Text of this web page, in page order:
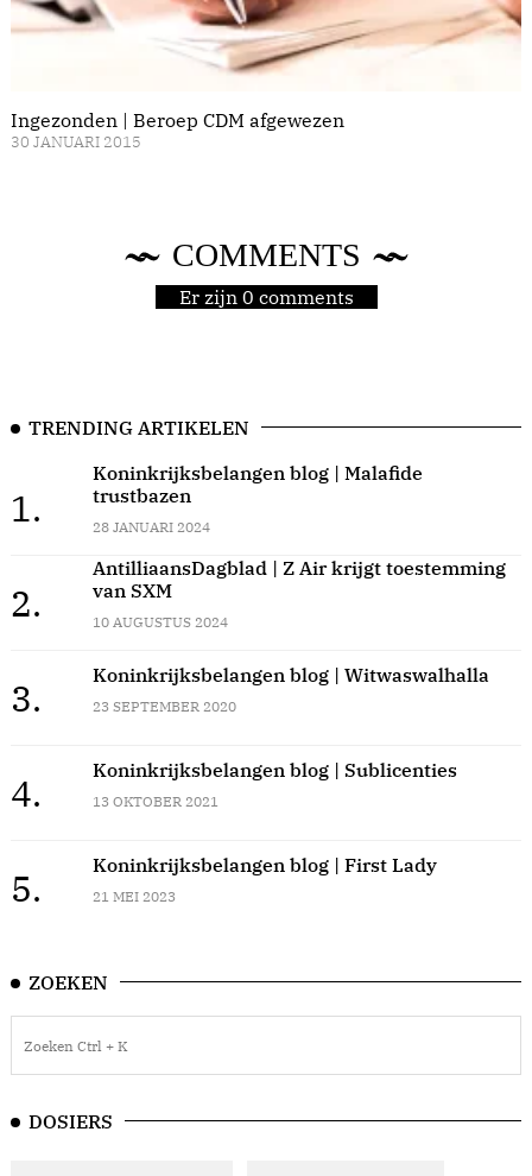
Ingezonden | Beroep CDM afgewezen
30 JANUARI 2015
COMMENTS
Er zijn 0 comments
TRENDING ARTIKELEN
1.
Koninkrijksbelangen blog | Malafide
trustbazen
28 JANUARI 2024
2.
AntilliaansDagblad | Z Air krijgt toestemming
van SXM
10 AUGUSTUS 2024
3.
Koninkrijksbelangen blog | Witwaswalhalla
23 SEPTEMBER 2020
4.
Koninkrijksbelangen blog | Sublicenties
13 OKTOBER 2021
5.
Koninkrijksbelangen blog | First Lady
21 MEI 2023
ZOEKEN
DOSIERS